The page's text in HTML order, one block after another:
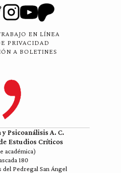
EN LÍNEA
PRIVACIDAD
A BOLETINES
Psicoanálisis A. C.
Estudios Críticos
académica)
180
del Pedregal San Ángel